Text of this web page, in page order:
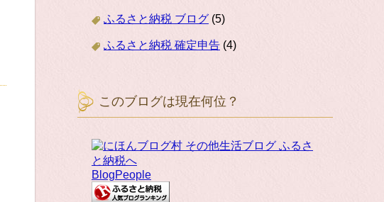
ふるさと納税 ブログ (5)
ふるさと納税 確定申告 (4)
このブログは現在何位？
BlogPeople